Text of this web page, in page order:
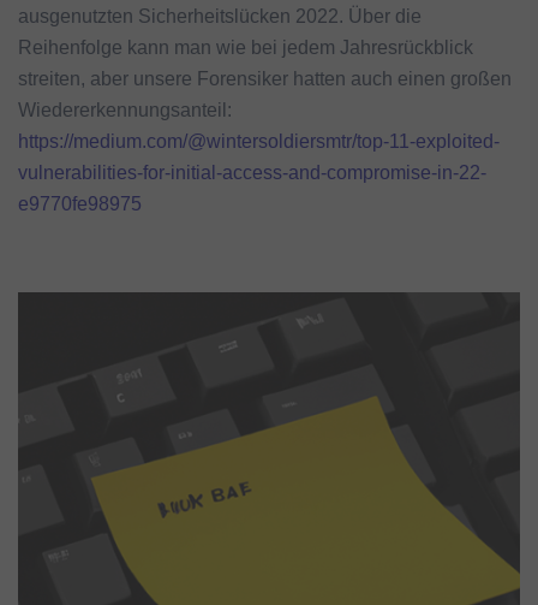
ausgenutzten Sicherheitslücken 2022. Über die
Reihenfolge kann man wie bei jedem Jahresrückblick
streiten, aber unsere Forensiker hatten auch einen großen
Wiedererkennungsanteil:
https://medium.com/@wintersoldiersmtr/top-11-exploited-
vulnerabilities-for-initial-access-and-compromise-in-22-
e9770fe98975